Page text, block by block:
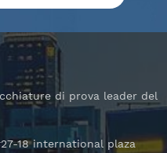
di prova leader del
18 international plaza